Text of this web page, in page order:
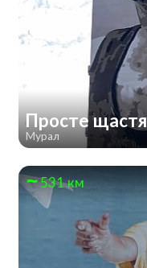
Просте щастя
Мурал
531 км